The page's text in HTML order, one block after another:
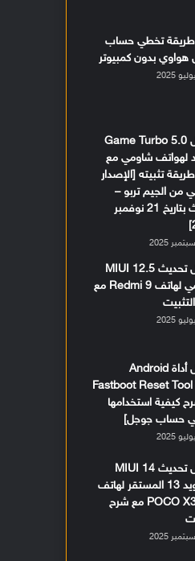
تخطي حساب
بدون كمبيوتر
تحميل Game Turbo 5.0
لهواتف شاومي مع
تثبيته [الإصدار
من الجيم تربو –
مُحدث بتاريخ 21 نوفمبر
تحميل تحديث MIUI 12.5
الرسمي لهاتف Redmi 9 مع
تحميل أداة Android
Fastboot Reset
كيفية استخدامها
حساب جوجل]
تحميل تحديث MIUI 14
وأندرويد 13 المستقر لهاتف
POCO X3 Pro مع شرح